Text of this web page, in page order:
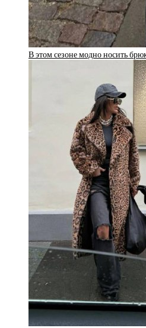
В этом сезоне модно носить